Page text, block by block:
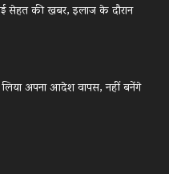
सेहत की खबर, इलाज के दौरान
अपना आदेश वापस, नहीं बनेंगे